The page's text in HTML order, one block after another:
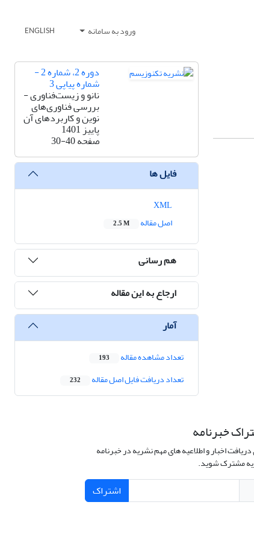
ورود به سامانه ENGLISH
دوره 2، شماره 2 -
شماره پیاپی 3
نانو و زیست‌فناوری -
بررسی فناوری‌های
نوین و کاربردهای آن
پاییز 1401
صفحه30-40
فایل ها
اصل مقاله
2.5 M
هم رسانی
ارجاع به این مقاله
آمار
تعداد مشاهده مقاله 193
تعداد دریافت فایل اصل مقاله 232
خبرنامه
دریافت اخبار و اطلاعیه های مهم نشریه در خبرنامه
مشترک شوید.
اشتراک